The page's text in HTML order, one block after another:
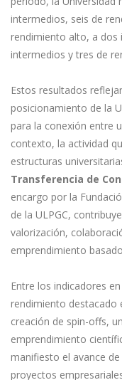
intermedios, seis de
rendimiento alto, a dos
intermedios y tres de
Estos resultados
posicionamiento de la
para la conexión entre
contexto, la actividad
estructuras
Transferencia de
encargo por la
de la ULPGC,
valorización,
emprendimiento
Entre los indicadores
rendimiento destacado
creación de spin-offs,
emprendimiento
manifiesto el avance
proyectos